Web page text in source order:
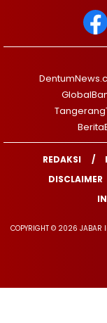
REDAKSI
DISCLAIMER
COPYRIGHT © 2026 JABAR